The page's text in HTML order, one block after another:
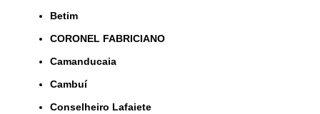
Betim
CORONEL FABRICIANO
Camanducaia
Cambuí
Conselheiro Lafaiete